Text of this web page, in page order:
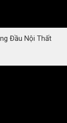
Đầu Nội Thất